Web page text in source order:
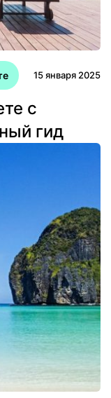
15 января 2025
с
гид